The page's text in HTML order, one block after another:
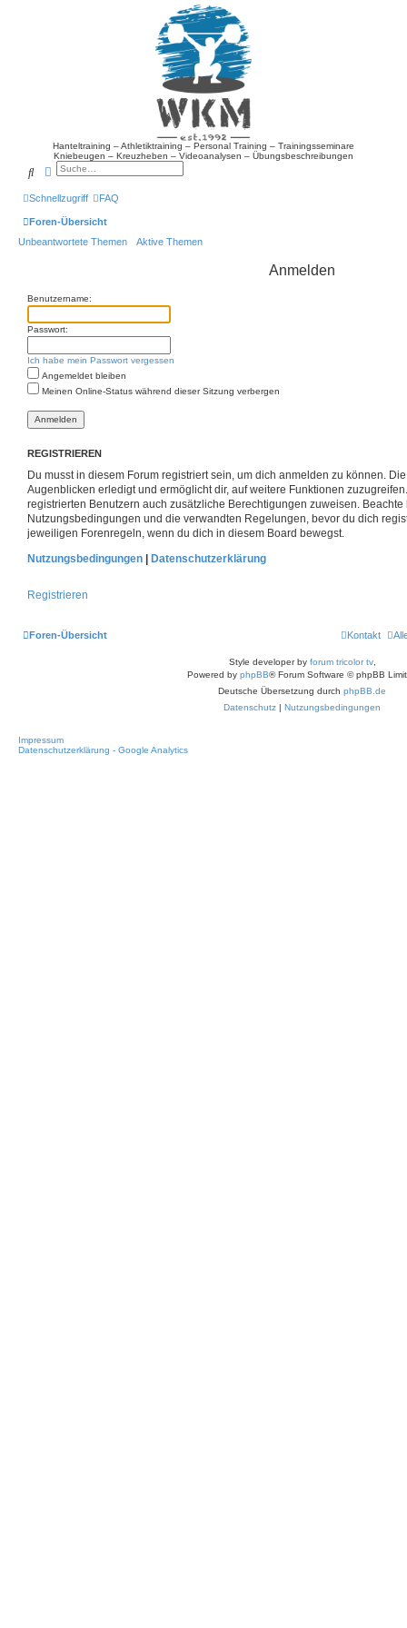
Hanteltraining – Athletiktraining – Personal Training – Trainingsseminare
Kniebeugen – Kreuzheben – Videoanalysen – Übungsbeschreibungen
SucheErweiterte Suche
Schnellzugriff FAQ
Foren-Übersicht
Unbeantwortete Themen
Aktive Themen
Anmelden
Benutzername:
Passwort:
Ich habe mein Passwort vergessen
Angemeldet bleiben
Meinen Online-Status während dieser Sitzung verbergen
REGISTRIEREN
Du musst in diesem Forum registriert sein, um dich anmelden zu können.
Augenblicken erledigt und ermöglicht dir, auf weitere Funktionen
registrierten Benutzern auch zusätzliche Berechtigungen zuweisen. Beachte
Nutzungsbedingungen und die verwandten Regelungen, bevor du dich
jeweiligen Forenregeln, wenn du dich in diesem Board bewegst.
Nutzungsbedingungen | Datenschutzerklärung
Registrieren
Foren-Übersicht Kontakt
Style developer by forum tricolor tv,
Powered by phpBB® Forum Software © phpBB
Deutsche Übersetzung durch phpBB.de
Datenschutz | Nutzungsbedingungen
Impressum
Datenschutzerklärung - Google Analytics